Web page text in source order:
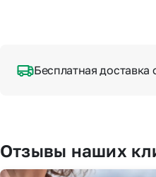
Бесплатная доставка
Отзывы наших